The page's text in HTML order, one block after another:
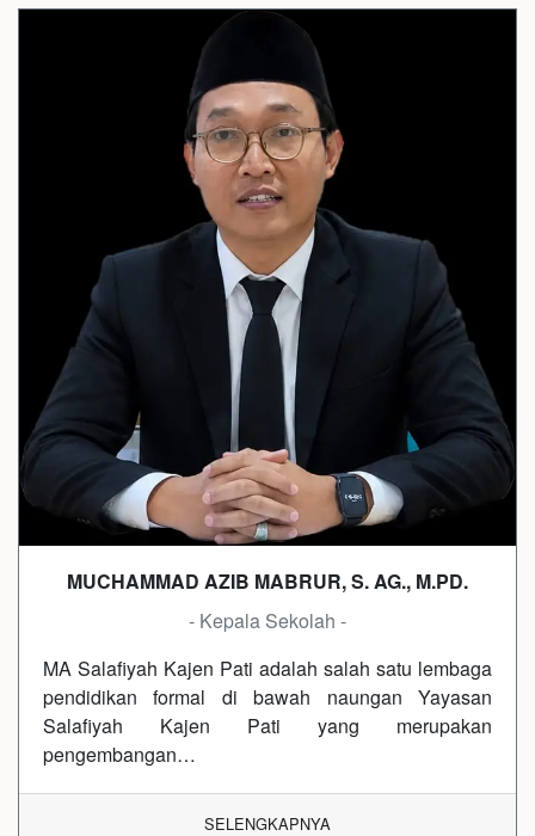
MUCHAMMAD AZIB MABRUR, S. AG., M.PD.
- Kepala Sekolah -
MA Salafiyah Kajen Pati adalah salah satu lembaga
pendidikan formal di bawah naungan Yayasan
Salafiyah Kajen Pati yang merupakan
pengembangan…
SELENGKAPNYA